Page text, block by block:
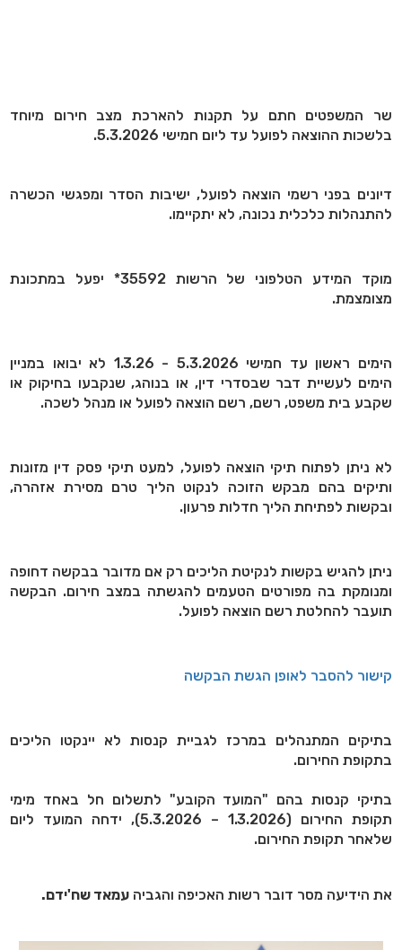
שר המשפטים חתם על תקנות להארכת מצב חירום מיוחד
בלשכות ההוצאה לפועל עד ליום חמישי 5.3.2026.
דיונים בפני רשמי הוצאה לפועל, ישיבות הסדר ומפגשי הכשרה
להתנהלות כלכלית נכונה, לא יתקיימו.
מוקד המידע הטלפוני של הרשות 35592* יפעל במתכונת
מצומצמת.
הימים ראשון עד חמישי 5.3.2026 - 1.3.26 לא יבואו במניין
הימים לעשיית דבר שבסדרי דין, או בנוהג, שנקבעו בחיקוק או
שקבע בית משפט, רשם, רשם הוצאה לפועל או מנהל לשכה.
לא ניתן לפתוח תיקי הוצאה לפועל, למעט תיקי פסק דין מזונות
ותיקים בהם מבקש הזוכה לנקוט הליך טרם מסירת אזהרה,
ובקשות לפתיחת הליך חדלות פרעון.
ניתן להגיש בקשות לנקיטת הליכים רק אם מדובר בבקשה דחופה
ומנומקת בה מפורטים הטעמים להגשתה במצב חירום. הבקשה
תועבר להחלטת רשם הוצאה לפועל.
קישור להסבר לאופן הגשת הבקשה
בתיקים המתנהלים במרכז לגביית קנסות לא יינקטו הליכים
בתקופת החירום.
בתיקי קנסות בהם "המועד הקובע" לתשלום חל באחד מימי
תקופת החירום (1.3.2026 – 5.3.2026), ידחה המועד ליום
שלאחר תקופת החירום.
את הידיעה מסר דובר רשות האכיפה והגביהעמאד שח'ידם.